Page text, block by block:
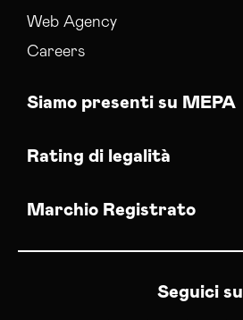
Web Agency
Careers
Siamo presenti su MEPA
Rating di legalità
Marchio Registrato
Seguici su